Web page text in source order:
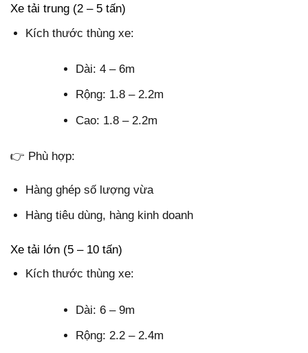
Xe tải trung (2 – 5 tấn)
Kích thước thùng xe:
Dài: 4 – 6m
Rộng: 1.8 – 2.2m
Cao: 1.8 – 2.2m
👉 Phù hợp:
Hàng ghép số lượng vừa
Hàng tiêu dùng, hàng kinh doanh
Xe tải lớn (5 – 10 tấn)
Kích thước thùng xe:
Dài: 6 – 9m
Rộng: 2.2 – 2.4m